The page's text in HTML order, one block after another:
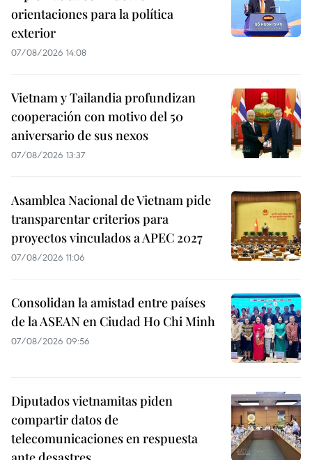
orientaciones para la política
exterior
07/08/2026 14:08
Vietnam y Tailandia profundizan
cooperación con motivo del 50
aniversario de sus nexos
07/08/2026 13:37
Asamblea Nacional de Vietnam pide
transparentar criterios para
proyectos vinculados a APEC 2027
07/08/2026 11:06
Consolidan la amistad entre países
de la ASEAN en Ciudad Ho Chi Minh
07/08/2026 09:56
Diputados vietnamitas piden
compartir datos de
telecomunicaciones en respuesta